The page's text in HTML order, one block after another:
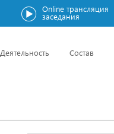
Online трансляция
заседания
Деятельность Состав